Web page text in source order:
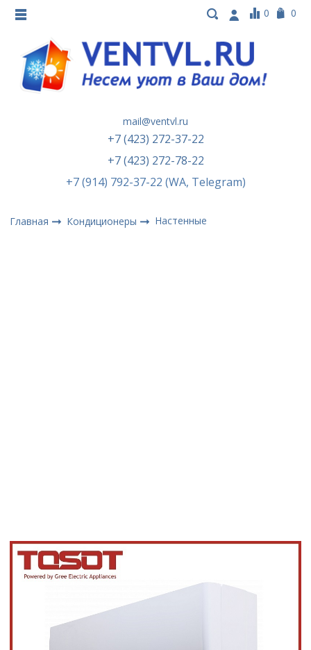
0 0
mail@ventvl.ru
+7 (423) 272-37-22
+7 (423) 272-78-22
+7 (914) 792-37-22 (WA, Telegram)
Главная Кондиционеры Настенные